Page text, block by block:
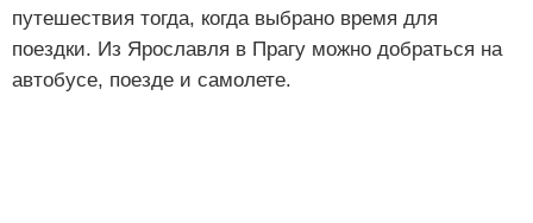
путешествия тогда, когда выбрано время для
поездки. Из Ярославля в Прагу можно добраться на
автобусе, поезде и самолете.